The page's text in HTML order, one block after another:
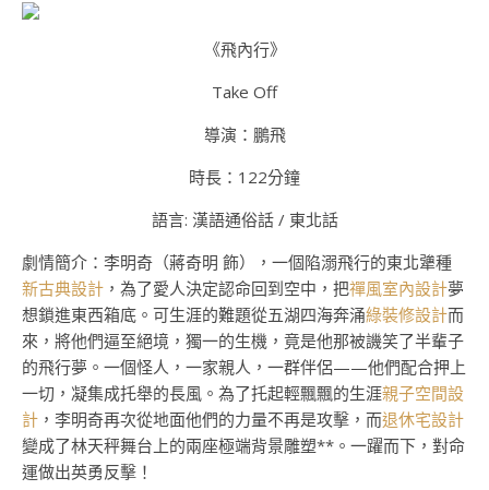
《飛內行》
Take Off
導演：鵬飛
時長：122分鐘
語言: 漢語通俗話 / 東北話
劇情簡介：李明奇（蔣奇明 飾），一個陷溺飛行的東北犟種
新古典設計 ，為了愛人決定認命回到空中，把禪風室內設計夢
想鎖進東西箱底。可生涯的難題從五湖四海奔涌綠裝修設計而
來，將他們逼至絕境，獨一的生機，竟是他那被譏笑了半輩子
的飛行夢。一個怪人，一家親人，一群伴侶——他們配合押上
一切，凝集成托舉的長風。為了托起輕飄飄的生涯親子空間設
計 ，李明奇再次從地面他們的力量不再是攻擊，而退休宅設計
變成了林天秤舞台上的兩座極端背景雕塑**。一躍而下，對命
運做出英勇反擊！